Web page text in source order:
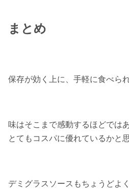
まとめ
保存が効く上に、手軽に食べら
味はそこまで感動するほどでは
とてもコスパに優れているかと
デミグラスソースもちょうどよ